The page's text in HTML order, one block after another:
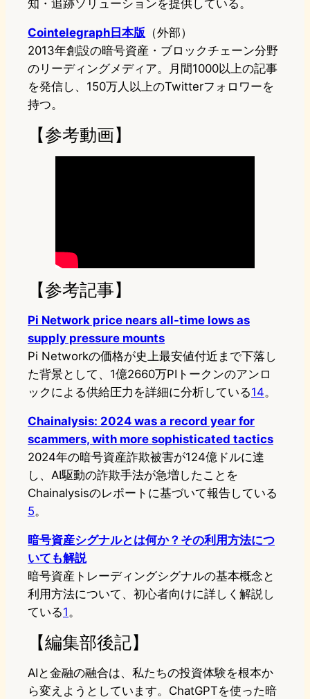
知・追跡ソリューションを提供している。
Cointelegraph日本版 （外部）
2013年創設の暗号資産・ブロックチェーン分野
のリーディングメディア。月間1000以上の記事
を発信し、150万人以上のTwitterフォロワーを
持つ。
【参考動画】
【参考記事】
Pi Network price nears all-time lows as
supply pressure mounts
Pi Networkの価格が史上最安値付近まで下落し
た背景として、1億2660万PIトークンのアンロ
ックによる供給圧力を詳細に分析している14。
Chainalysis: 2024 was a record year for
scammers, with more sophisticated tactics
2024年の暗号資産詐欺被害が124億ドルに達
し、AI駆動の詐欺手法が急増したことを
Chainalysisのレポートに基づいて報告している
5。
暗号資産シグナルとは何か？その利用方法につ
いても解説
暗号資産トレーディングシグナルの基本概念と
利用方法について、初心者向けに詳しく解説し
ている1。
【編集部後記】
AIと金融の融合は、私たちの投資体験を根本か
ら変えようとしています。ChatGPTを使った暗